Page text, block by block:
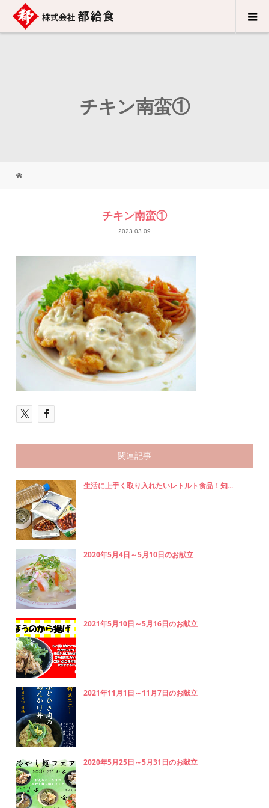
チキン南蛮①
チキン南蛮①
2023.03.09
関連記事
生活に上手く取り入れたいレトルト食品！知...
2020年5月4日～5月10日のお献立
2021年5月10日～5月16日のお献立
2021年11月1日～11月7日のお献立
2020年5月25日～5月31日のお献立